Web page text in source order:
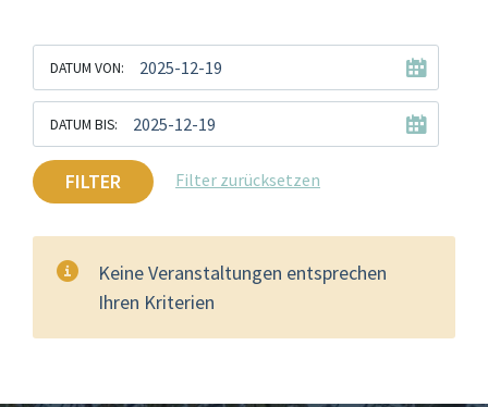
DATUM VON:
DATUM BIS:
FILTER Filter zurücksetzen
Keine Veranstaltungen entsprechen
Ihren Kriterien